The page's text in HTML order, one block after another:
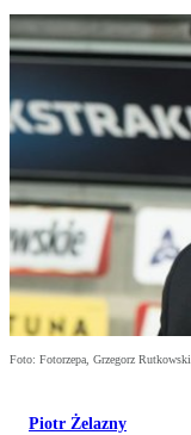
Foto: Fotorzepa, Grzegorz Rutkowski
Piotr Żelazny